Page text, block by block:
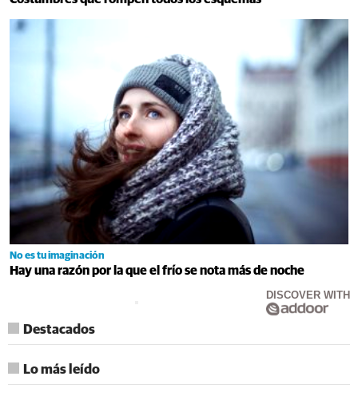
No es tu imaginación
Hay una razón por la que el frío se nota más de noche
DISCOVER WITH
Destacados
Lo más leído